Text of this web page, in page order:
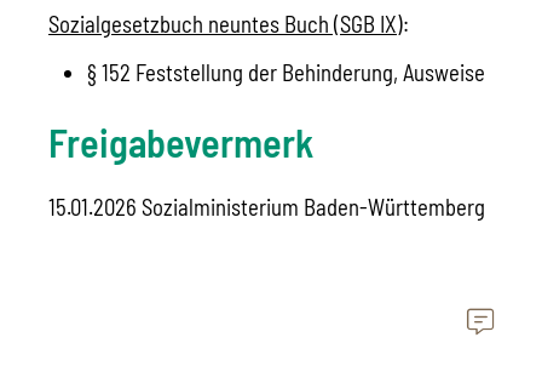
Sozialgesetzbuch neuntes Buch (SGB IX):
§ 152 Feststellung der Behinderung, Ausweise
Freigabevermerk
15.01.2026 Sozialministerium Baden-Württemberg